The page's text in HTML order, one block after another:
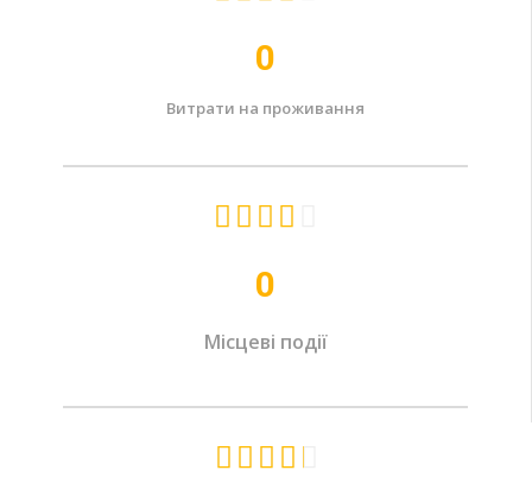
Витрати на проживання
0
   
Місцеві події
0
    